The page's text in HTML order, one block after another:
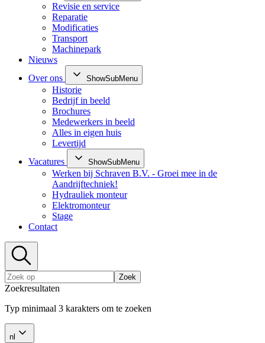
Revisie en service
Reparatie
Modificaties
Transport
Machinepark
Nieuws
Over ons
ShowSubMenu
Historie
Bedrijf in beeld
Brochures
Medewerkers in beeld
Alles in eigen huis
Levertijd
Vacatures
ShowSubMenu
Werken bij Schraven B.V. - Groei mee in de
Aandrijftechniek!
Hydrauliek monteur
Elektromonteur
Stage
Contact
Zoek
Zoekresultaten
Typ minimaal 3 karakters om te zoeken
nl